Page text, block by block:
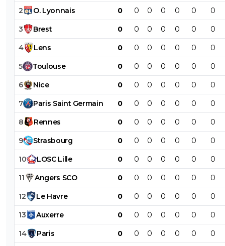
2 O. Lyonnais 0 0 0 0 0 0 0
3 Brest 0 0 0 0 0 0 0
4 Lens 0 0 0 0 0 0 0
5 Toulouse 0 0 0 0 0 0 0
6 Nice 0 0 0 0 0 0 0
7 Paris Saint Germain 0 0 0 0 0 0 0
8 Rennes 0 0 0 0 0 0 0
9 Strasbourg 0 0 0 0 0 0 0
10 LOSC Lille 0 0 0 0 0 0 0
11 Angers SCO 0 0 0 0 0 0 0
12 Le Havre 0 0 0 0 0 0 0
13 Auxerre 0 0 0 0 0 0 0
14 Paris 0 0 0 0 0 0 0